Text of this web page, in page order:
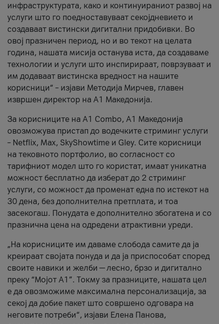
инфраструктурата, како и континуираниот развој на
услуги што го поедноставуваат секојдневието и
создаваат вистински дигитални придобивки. Во
овој празничен период, но и во текот на целата
година, нашата мисија останува иста, да создаваме
технологии и услуги што инспирираат, поврзуваат и
им додаваат вистинска вредност на нашите
корисници“ – изјави Методија Мирчев, главен
извршен директор на А1 Македонија.
За корисниците на A1 Combo, А1 Македонија
овозможува пристап до водечките стриминг услуги
– Netflix, Max, SkyShowtime и Gley. Сите корисници
на тековното портфолио, во согласност со
тарифниот модел што го користат, имаат уникатна
можност бесплатно да изберат до 2 стриминг
услуги, со можност да променат една по истекот на
30 дена, без дополнителна претплата, и тоа
засекогаш. Понудата е дополнително збогатена и со
празнична цена на одредени атрактивни уреди.
„На корисниците им даваме слобода самите да ја
креираат својата понуда и да ја приспособат според
своите навики и желби — лесно, брзо и дигитално
преку “Мојот А1”. Токму за празниците, нашата цел
е да овозможиме максимална персонализација, за
секој да добие пакет што совршено одговара на
неговите потреби“, изјави Елена Панова,